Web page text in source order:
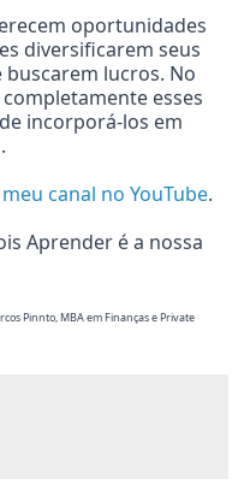
oportunidades
diversificarem seus
lucros. No
esses
incorporá-los em
canal no YouTube.
Aprender é a nossa
Pinnto, MBA em Finanças e Private